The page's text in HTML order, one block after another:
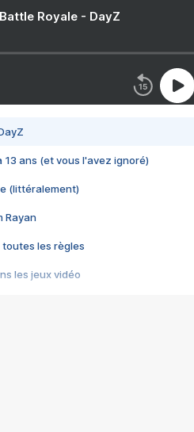
Royale - DayZ
13 ans (et vous l'avez ignoré)
(littéralement)
Rayan
toutes les règles
les jeux vidéo